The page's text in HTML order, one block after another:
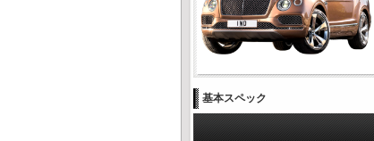
基本スペック